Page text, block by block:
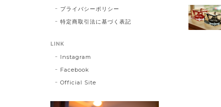
プライバシーポリシー
特定商取引法に基づく表記
LINK
Instagram
Facebook
Official Site